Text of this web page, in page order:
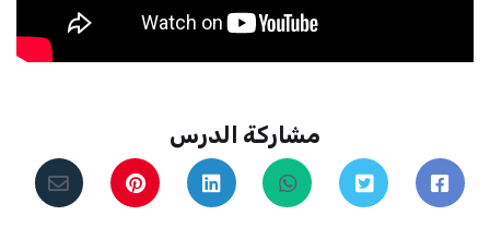
مشاركة الدرس